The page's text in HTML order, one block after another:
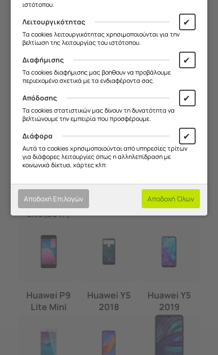
Lite
Huawei P50
Pro
Huawei P8
Huawei P8
Lite
Lite(2017) /
Huawei P9
Lite(2017)
Lite
Huawei P9
Lite Mini
Huawei Y5
2018
Huawei Y5
2019
ιστότοπου.
Λειτουργικότητας ✔
Τα cookies λειτουργικότητας χρησιμοποιούνται για την
βελτίωση της λειτουργίας του ιστότοπου.
Διαφήμισης ✔
Τα cookies διαφήμισης μας βοηθουν να προβάλουμε
περιεχομένο σχετικά με τα ενδιαφέροντα σας.
Απόδοσης ✔
Τα cookies στατιστικών μας δίνουν τη δυνατότητα να
βελτιώνουμε την εμπειρία που προσφέρουμε.
Διάφορα ✔
Αυτά τα cookies χρησιμοποιούνται από υπηρεσίες τρίτων
για διάφορες λειτουργίες όπως η αλληλεπίδραση με
κοινωνικά δίκτυα, χάρτες κλπ.
Αποδοχή Επιλογών Αποδοχή Όλων